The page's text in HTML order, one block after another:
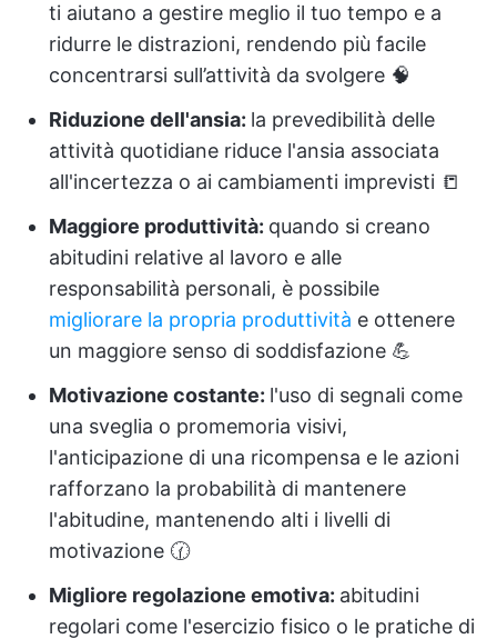
ti aiutano a gestire meglio il tuo tempo e a
ridurre le distrazioni, rendendo più facile
concentrarsi sull’attività da svolgere 🧠
Riduzione dell'ansia: la prevedibilità delle
attività quotidiane riduce l'ansia associata
all'incertezza o ai cambiamenti imprevisti 📒
Maggiore produttività: quando si creano
abitudini relative al lavoro e alle
responsabilità personali, è possibile
migliorare la propria produttività e ottenere
un maggiore senso di soddisfazione 💪
Motivazione costante: l'uso di segnali come
una sveglia o promemoria visivi,
l'anticipazione di una ricompensa e le azioni
rafforzano la probabilità di mantenere
l'abitudine, mantenendo alti i livelli di
motivazione 🕜
Migliore regolazione emotiva: abitudini
regolari come l'esercizio fisico o le pratiche di